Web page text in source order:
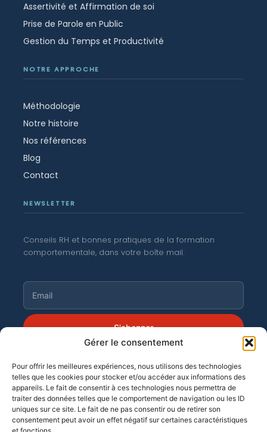
Gérer le consentement
Pour offrir les meilleures expériences, nous utilisons des technologies
telles que les cookies pour stocker et/ou accéder aux informations des
appareils. Le fait de consentir à ces technologies nous permettra de
traiter des données telles que le comportement de navigation ou les ID
uniques sur ce site. Le fait de ne pas consentir ou de retirer son
consentement peut avoir un effet négatif sur certaines caractéristiques
Assertivité et Affirmation de soi
Prise de Parole en Public
Gestion du Temps et Productivité
NOTRE APPROCHE
Méthodologie
Notre histoire
Nos références
Blog
Contact
NEWSLETTER
Conseils RH et bonnes pratiques de la formation
comportementale, dans votre boîte mail.
S'abonner
©Moortgat 2026· OF n° 11 94 04 256 94